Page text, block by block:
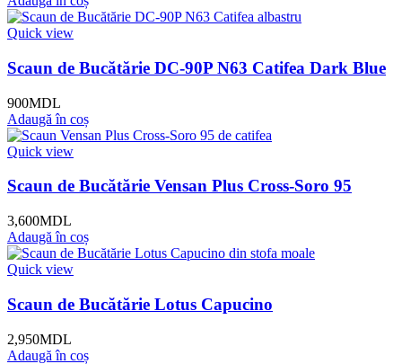
Quick view
Scaun de Bucătărie DC-90P N63 Catifea Dark Blue
900MDL
Adaugă în coș
Quick view
Scaun de Bucătărie Vensan Plus Cross-Soro 95
3,600MDL
Adaugă în coș
Quick view
Scaun de Bucătărie Lotus Capucino
2,950MDL
Adaugă în coș